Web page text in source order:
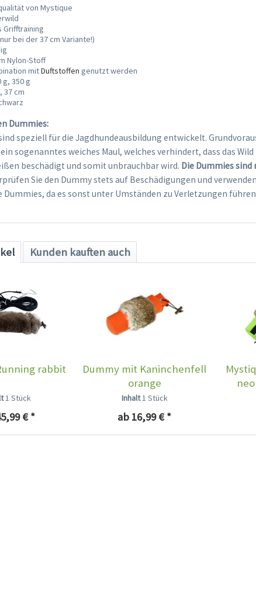
von Mystique
bei der 37 cm Variante!)
Nylon-Stoff
mitDuftstoffen genutzt werden
g, 350 g
37 cm
Dummies:
speziell für die Jagdhundeausbildung entwickelt.
sogenanntes weiches Maul, welches verhindert, dass das
beschädigt und somit unbrauchbar wird. Die Dummies
Sie den Dummy stets auf Beschädigungen und
Dummies, da es sonst unter Umständen zu Verletzungen
Kunden kauften auch
rabbit
1 Stück
€ *
Dummy mit Kaninchenfell
orange
Inhalt1 Stück
ab 16,99 € *